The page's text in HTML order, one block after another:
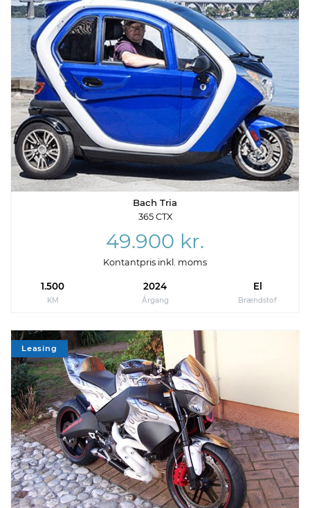
Bach Tria
365 CTX
49.900 kr.
Kontantpris inkl. moms
1.500
KM
2024
Årgang
El
Brændstof
Leasing